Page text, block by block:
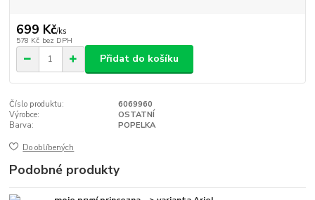
699 Kč/ks
578 Kč bez DPH
Přidat do košíku
Číslo produktu:
6069960
Výrobce:
OSTATNÍ
Barva:
POPELKA
Do oblíbených
Podobné produkty